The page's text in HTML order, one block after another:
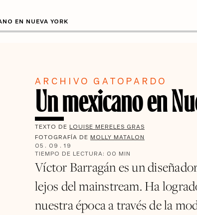
EN NUEVA YORK
ARCHIVO GATOPARDO
Un mexicano en
TEXTO DE LOUISE MERELES GRAS
FOTOGRAFÍA DE MOLLY MATALON
05 . 09 . 19
TIEMPO DE LECTURA: 00 MIN
Víctor Barragán es un
lejos del mainstream. Ha
nuestra época a través de la